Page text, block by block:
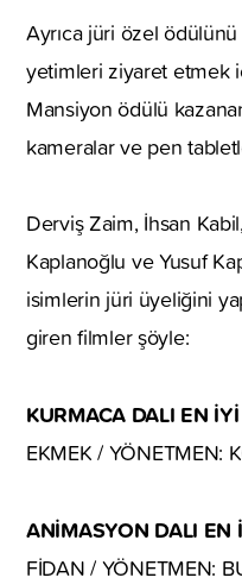
Ayrıca jüri özel
yetimleri ziyaret etmek
Mansiyon ödülü
kameralar ve pen
Derviş Zaim, İhsan
Kaplanoğlu ve Yusuf
isimlerin jüri üyeliğini
giren filmler şöyle:
KURMACA DALI EN
EKMEK / YÖNETMEN:
ANİMASYON DALI EN
FİDAN / YÖNETMEN: